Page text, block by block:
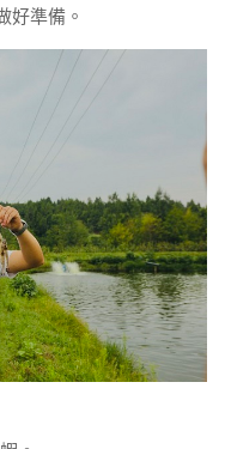
好準備。